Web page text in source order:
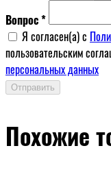
Вопрос *
Я согласен(a) с
пользовательским
персональных данных
Отправить
Похожие